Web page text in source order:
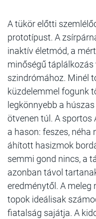
A tükör előtti
prototípust. A
inaktív életmód, a
minőségű táplálkozás
szindrómához. Minél
küzdelemmel fogunk
legkönnyebb a
ötvenen túl. A sportos
a hason: feszes,
áhított hasizmok
semmi gond nincs, a
azonban távol
eredménytől. A
topok ideálisak
fiatalság sajátja. A